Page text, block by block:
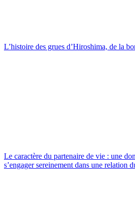
L’histoire des grues d’Hiroshima, de la
Le caractère du partenaire de vie : une
s’engager sereinement dans une relation